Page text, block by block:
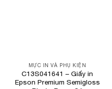
MỰC IN VÀ PHỤ KIỆN
C13S041641 – Giấy in
Epson Premium Semigloss